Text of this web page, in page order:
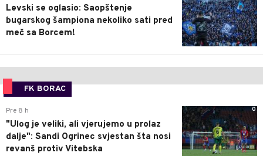
Levski se oglasio: Saopštenje
bugarskog šampiona nekoliko sati pred
meč sa Borcem!
FK BORAC
0
Pre 8 h
"Ulog je veliki, ali vjerujemo u prolaz
dalje": Sandi Ogrinec svjestan šta nosi
revanš protiv Vitebska